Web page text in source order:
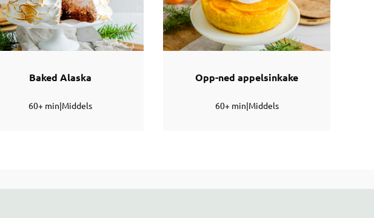
Baked Alaska
60+ min|Middels
Opp-ned appelsinkake
60+ min|Middels